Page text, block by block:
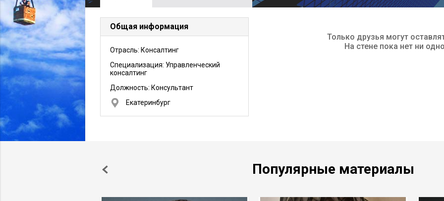
Общая информация
Отрасль: Консалтинг
Специализация: Управленческий
консалтинг
Должность: Консультант
Екатеринбург
Только друзья могут
На стене пока нет ни
Популярные материалы